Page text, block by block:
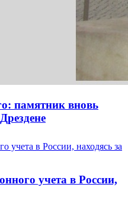
памятник вновь
учета в России,